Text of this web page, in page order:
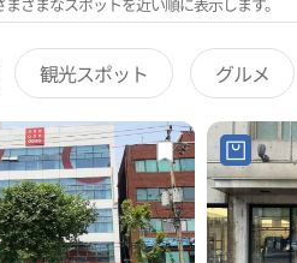
観光スポット グルメ